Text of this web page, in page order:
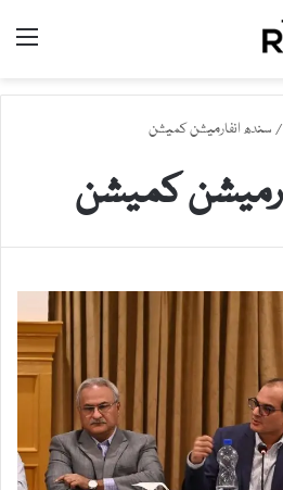
/ سندھ انفارمیشن کمیشن
کمیشن